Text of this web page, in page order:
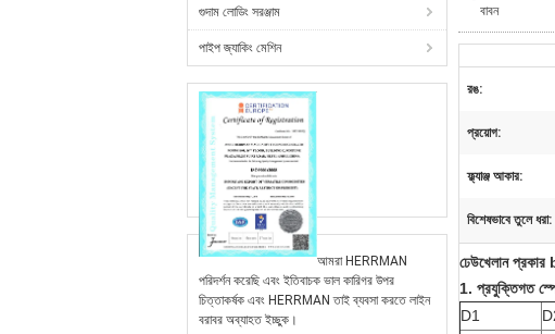
গুদাম লোডিং সরঞ্জাম
পাইপ জ্যাকিং মেশিন
আমরা HERRMAN
পরিদর্শন করেছি এবং ইতিবাচক ভাল কারিগর উপর
চিত্তাকর্ষক এবং HERRMAN তাই ব্যবসা করতে লাইন
বরাবর অব্যাহত ইচ্ছুক।
বাবন
রঙ:
প্রয়োগ:
ফ্ল্যাঞ্জ আকার:
বিশেষভাবে তুলে ধরা:
ঢেউখেলান
1. প্রযুক্তিগত
D1